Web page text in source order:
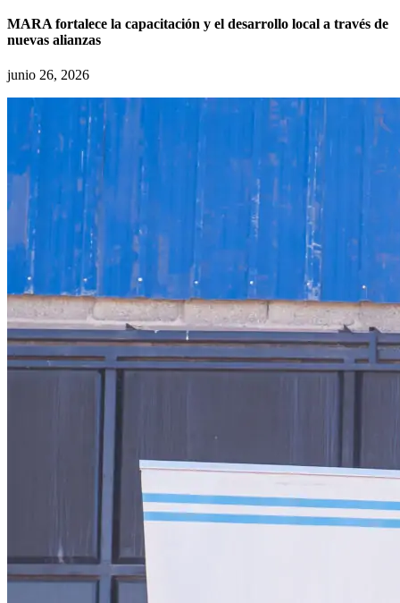
MARA fortalece la capacitación y el desarrollo local a través de
nuevas alianzas
junio 26, 2026